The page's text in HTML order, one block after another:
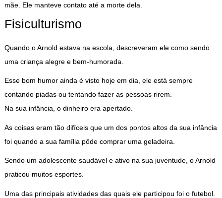
mãe. Ele manteve contato até a morte dela.
Fisiculturismo
Quando o Arnold estava na escola, descreveram ele como sendo
uma criança alegre e bem-humorada.
Esse bom humor ainda é visto hoje em dia, ele está sempre
contando piadas ou tentando fazer as pessoas rirem.
Na sua infância, o dinheiro era apertado.
As coisas eram tão difíceis que um dos pontos altos da sua infância
foi quando a sua família pôde comprar uma geladeira.
Sendo um adolescente saudável e ativo na sua juventude, o Arnold
praticou muitos esportes.
Uma das principais atividades das quais ele participou foi o futebol.